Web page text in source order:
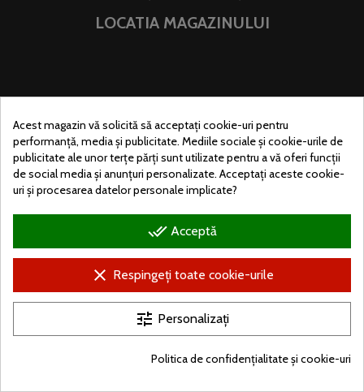
LOCATIA MAGAZINULUI
© Ugralo.hu - Minden jog fenntartva. Készítette:Puizl Attila
Acest magazin vă solicită să acceptați cookie-uri pentru
performanță, media și publicitate. Mediile sociale și cookie-urile de
publicitate ale unor terțe părți sunt utilizate pentru a vă oferi funcții
de social media și anunțuri personalizate. Acceptați aceste cookie-
uri și procesarea datelor personale implicate?
done_all Acceptă
clear Respingeți toate cookie-urile
tune Personalizați
Politica de confidențialitate și cookie-uri